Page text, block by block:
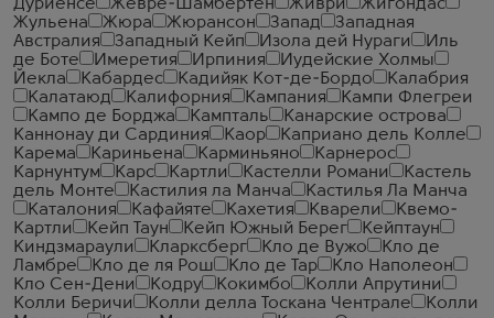
Дуриенсе
Жевре-Шамбертен Живри
Жигондас
Жульена
Жюра Жюрансон Запад
Западная
Австралия
Западный Кейп Изола дей Нураги
Иль
де Боте
Имеретия Ирпиния
Иудейские Холмы
Йекла
Кабардес Кадийяк Кот-де-Бордо
Калабрия
Калатаюд
Калифорния Кампания
Кампи Флегреи
Кампо де Борджа
Кампталь
Канарские острова
Каннонау ди Сардиния
Каор
Каприано дель Колле
Карема
Кариньена Карминьяно
Карнерос
Карнунтум
Карс Картли Кастелли Романи
Кастель
дель Монте
Кастилия ла Манча
Кастилья Ла Манча
Каталония
Кафайяте Кахетия Кварели
Квемо-
Картли
Кейп Таун Кейп Южный Берег
Кейптаун
Киндзмараули
Кларксберг Кло де Вужо
Кло де
Ламбре
Кло де ля Рош Кло де Тар
Кло Наполеон
Кло Сен-Дени
Кодру Кокимбо
Колли Апрутини
Колли Беричи
Колли делла Тоскана Чентрале
Колли